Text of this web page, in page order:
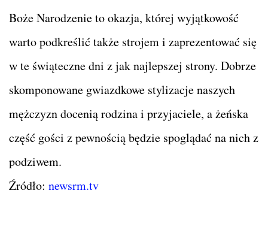
Boże Narodzenie to okazja, której wyjątkowość
warto podkreślić także strojem i zaprezentować się
w te świąteczne dni z jak najlepszej strony. Dobrze
skomponowane gwiazdkowe stylizacje naszych
mężczyzn docenią rodzina i przyjaciele, a żeńska
część gości z pewnością będzie spoglądać na nich z
podziwem.
Źródło: newsrm.tv